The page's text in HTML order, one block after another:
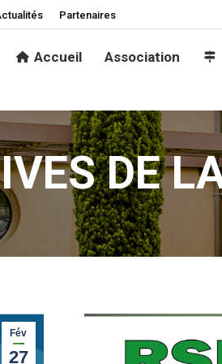
Partenaires
Accueil Association
DE
Fév
27
Établissements